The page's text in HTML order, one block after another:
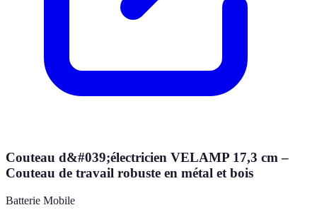
Couteau d&#039;électricien VELAMP 17,3 cm –
Couteau de travail robuste en métal et bois
Batterie Mobile